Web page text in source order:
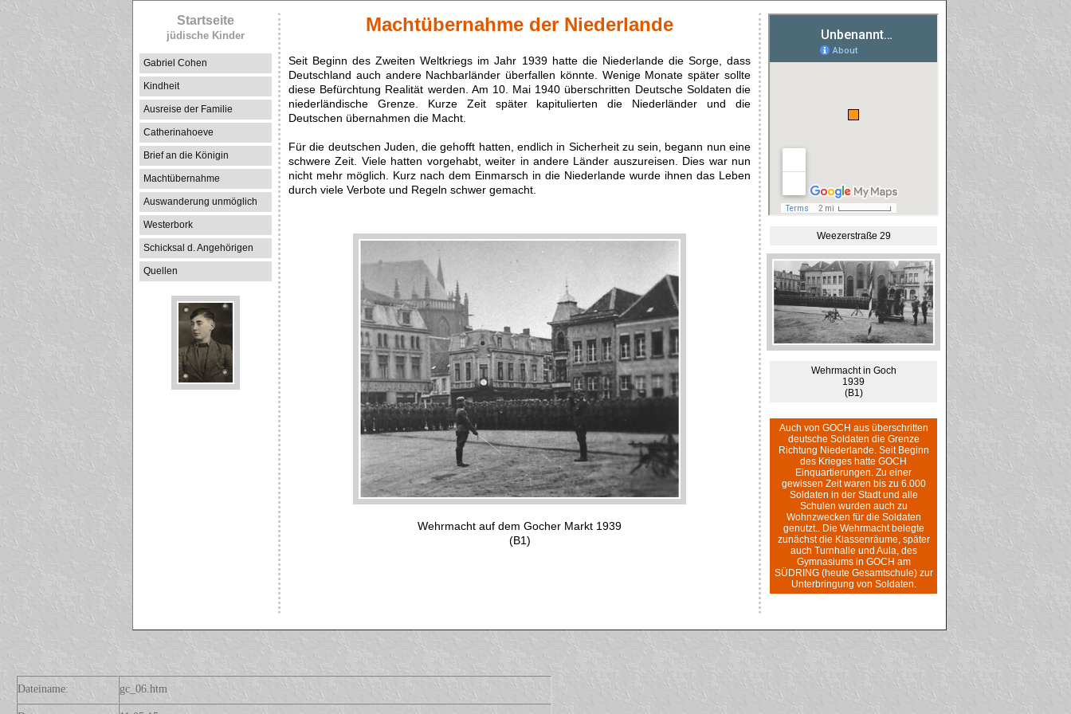
Startseite
jüdische Kinder
Gabriel Cohen
Kindheit
Ausreise der Familie
Catherinahoeve
Brief an die Königin
Machtübernahme
Auswanderung unmöglich
Westerbork
Schicksal d. Angehörigen
Quellen
Machtübernahme der Niederlande
Seit Beginn des Zweiten Weltkriegs im Jahr 1939 hatte die Niederlande die Sorge, dass
Deutschland auch andere Nachbarländer überfallen könnte. Wenige Monate später sollte
diese Befürchtung Realität werden. Am 10. Mai 1940 überschritten Deutsche Soldaten die
niederländische Grenze. Kurze Zeit später kapitulierten die Niederländer und die
Deutschen übernahmen die Macht.
Für die deutschen Juden, die gehofft hatten, endlich in Sicherheit zu sein, begann nun eine
schwere Zeit. Viele hatten vorgehabt, weiter in andere Länder auszureisen. Dies war nun
nicht mehr möglich. Kurz nach dem Einmarsch in die Niederlande wurde ihnen das Leben
durch viele Verbote und Regeln schwer gemacht.
Wehrmacht auf dem Gocher Markt 1939
(B1)
Weezerstraße 29
Wehrmacht in Goch
1939
(B1)
Auch von GOCH aus überschritten
deutsche Soldaten die Grenze
Richtung Niederlande. Seit Beginn
des Krieges hatte GOCH
Einquartierungen. Zu einer
gewissen Zeit waren bis zu 6.000
Soldaten in der Stadt und alle
Schulen wurden auch zu
Wohnzwecken für die Soldaten
genutzt.. Die Wehrmacht belegte
zunächst die Klassenräume, später
auch Turnhalle und Aula, des
Gymnasiums in GOCH am
SÜDRING (heute Gesamtschule) zur
Unterbringung von Soldaten.
Dateiname: gc_06.htm